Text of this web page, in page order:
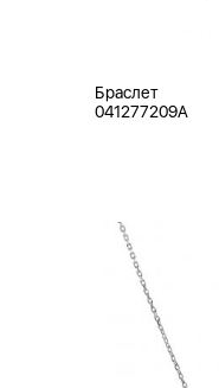
Браслет
041277209A